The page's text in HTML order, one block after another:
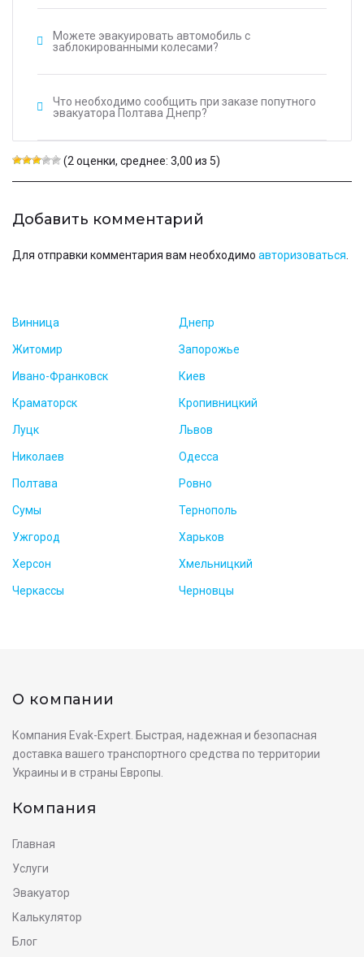
Винница Днепр
Житомир Запорожье
Ивано-Франковск Киев
Краматорск Кропивницкий
Луцк Львов
Николаев Одесса
Полтава Ровно
Сумы Тернополь
Ужгород Харьков
Херсон Хмельницкий
Черкассы Черновцы
Можете эвакуировать автомобиль с
заблокированными колесами?
Что необходимо сообщить при заказе попутного
эвакуатора Полтава Днепр?
(2 оценки, среднее: 3,00 из 5)
Добавить комментарий
Для отправки комментария вам необходимо авторизоваться
О компании
Компания Evak-Expert. Быстрая, надежная и безопасная
доставка вашего транспортного средства по территории
Украины и в страны Европы.
Компания
Главная
Услуги
Эвакуатор
Калькулятор
Блог